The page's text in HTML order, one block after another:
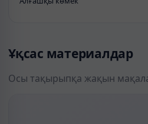
Ұқсас материалдар
Осы тақырыпқа жақын